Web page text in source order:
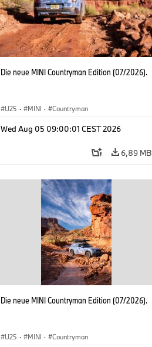
Die neue MINI Countryman Edition (07/2026).
U25 · MINI · Countryman
Wed Aug 05 09:00:01 CEST 2026
6,89 MB
Die neue MINI Countryman Edition (07/2026).
U25 · MINI · Countryman